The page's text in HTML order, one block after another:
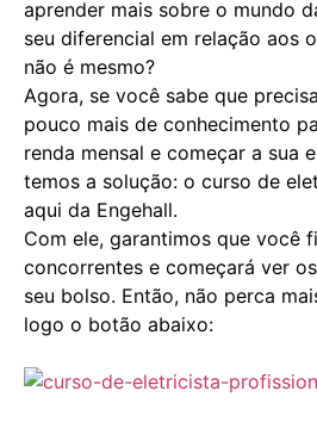
aprender mais sobre o mundo
seu diferencial em relação aos
não é mesmo?
Agora, se você sabe que
pouco mais de conhecimento
renda mensal e começar a sua
temos a solução: o curso de
aqui da Engehall.
Com ele, garantimos que você
concorrentes e começará ver
seu bolso. Então, não perca
logo o botão abaixo: